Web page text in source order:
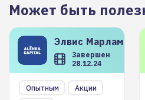
Может быть
Элвис Марламов
Завершен
28.12.24
Опытным
Акции